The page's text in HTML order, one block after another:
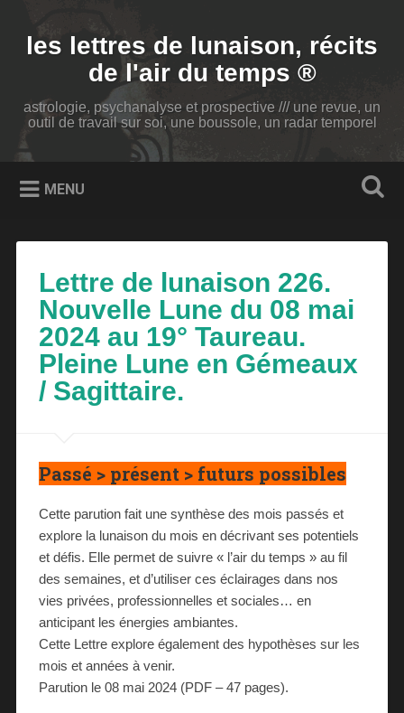
contenu
principal
Rechercheles lettres de lunaison, récits
de l'air du temps ®
astrologie, psychanalyse et prospective /// une revue, un
outil de travail sur soi, une boussole, un radar temporel
MENU
Lettre de lunaison 226.
Nouvelle Lune du 08 mai
2024 au 19° Taureau.
Pleine Lune en Gémeaux
/ Sagittaire.
Passé > présent > futurs possibles
Cette parution fait une synthèse des mois passés et
explore la lunaison du mois en décrivant ses potentiels
et défis. Elle permet de suivre « l’air du temps » au fil
des semaines, et d’utiliser ces éclairages dans nos
vies privées, professionnelles et sociales… en
anticipant les énergies ambiantes.
Cette Lettre explore également des hypothèses sur les
mois et années à venir.
Parution le 08 mai 2024 (PDF – 47 pages).